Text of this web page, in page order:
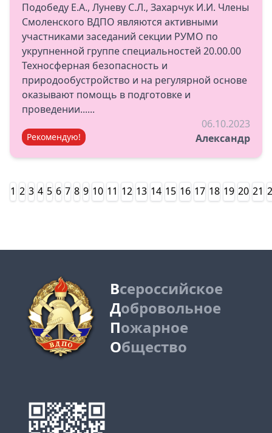
Подобеду Е.А., Луневу С.Л., Захарчук И.И. Члены
Смоленского ВДПО являются активными
участниками заседаний секции РУМО по
укрупненной группе специальностей 20.00.00
Техносферная безопасность и
природообустройство и на регулярной основе
оказывают помощь в подготовке и
проведении......
Рекомендую!
06.10.2023
Александр
1 2 3 4 5 6 7 8 9 10 11 12 13 14 15 16 17 18 19 20 21
Всероссийское
Добровольное
Пожарное
Общество